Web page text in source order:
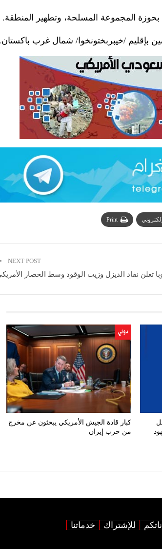
المجموعة المسلحة، وتطهير المنطقة.
بإقليم /خيبربختونخوا/ شمال غرب باكستان.
Print
NEXT POST
تعلن نفاد الديزل وزيت الوقود وسط الحصار
دولي
كبار قادة الجيش الأمريكي يبحثون عن مخرج
من حرب إيران
للإشتراك
خدماتنا